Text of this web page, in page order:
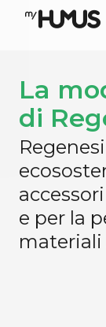
La
di
e per la
materiali